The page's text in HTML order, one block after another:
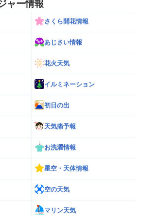
ャー情報
さくら開花情報
あじさい情報
花火天気
イルミネーション
初日の出
天気痛予報
お洗濯情報
星空・天体情報
空の天気
マリン天気